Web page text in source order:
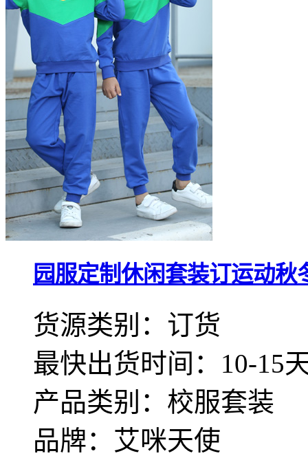
园服定制休闲套装订运动
货源类别：订货
最快出货时间：10-15
产品类别：校服套装
品牌：艾咪天使